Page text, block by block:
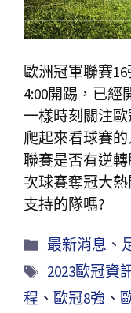
歐洲冠軍聯賽16
4:00開踢，已經
一樣時刻關注
爬起來看球賽
聯賽是否有逆
次球賽奪冠大
支持的隊嗎?
最新消息 、
2023歐冠資
程 、 歐冠8強 、